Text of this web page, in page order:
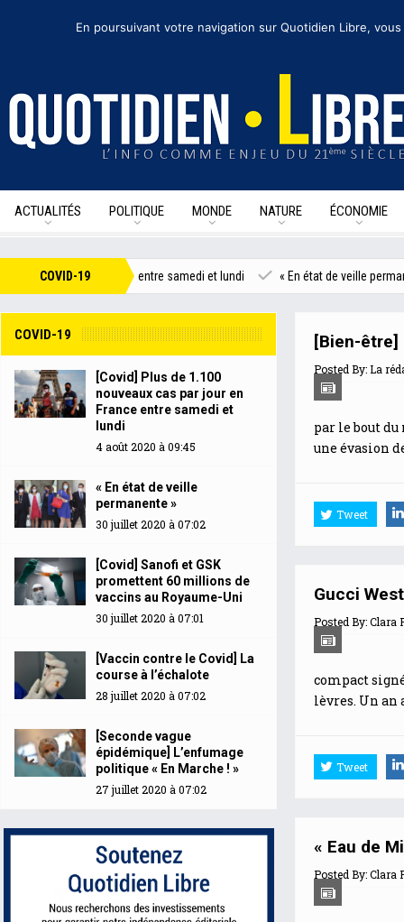
ACTUALITÉS POLITIQUE MONDE NATURE ÉCONOMIE
COVID-19
jour en France entre samedi et lundi « En état de veille permanente »
[Bien-
Posted By:La
par le bout
une évasion
Tweet
Gucci
Posted By:Clara
compact
lèvres. Un an
Tweet
« Eau de
Posted By:Clara
COVID-19
[Covid] Plus de 1.100
nouveaux cas par jour en
France entre samedi et
lundi
4 août 2020 à 09:45
« En état de veille
permanente »
30 juillet 2020 à 07:02
[Covid] Sanofi et GSK
promettent 60 millions de
vaccins au Royaume-Uni
30 juillet 2020 à 07:01
[Vaccin contre le Covid] La
course à l’échalote
28 juillet 2020 à 07:02
[Seconde vague
épidémique] L’enfumage
politique « En Marche ! »
27 juillet 2020 à 07:02
En poursuivant votre navigation sur Quotidien Libre,